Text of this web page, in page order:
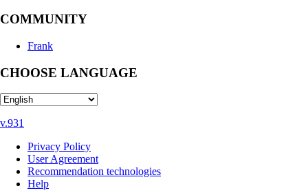
COMMUNITY
Frank
CHOOSE LANGUAGE
v.931
Privacy Policy
User Agreement
Recommendation technologies
Help